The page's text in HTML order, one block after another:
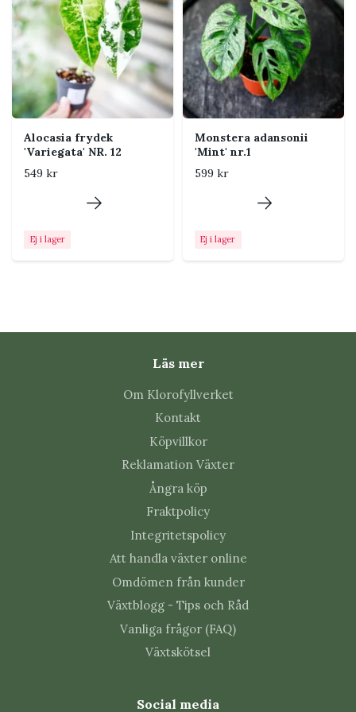
Placering i hemmet
Placera nära ett ljust fönster men skydda bladen från
stark middagssol. Klättrande exemplar kan med tiden
behöva stöd.
Tips från Klorofyllverket
Kontrollera jorden med ett finger innan du
vattnar. En luftig jord och en kruka med
stark sol eller torr luft.
Kontrollera nya blad och bladens undersidor
regelbundet så upptäcks skadedjur tidigt.
Vanliga frågor
Hur ljust ska Monstera adansonii
Ljust till halvskuggigt utan stark direkt sol. Flytta
plantan gradvis om ljusnivån ändras mycket.
Hur ofta ska Monstera adansonii
Alocasia frydek
'Variegata' NR. 12
549 kr
Ej i lager
Monstera adansonii
'Mint' nr.1
599 kr
Ej i lager
Läs mer
Om Klorofyllverket
Kontakt
Köpvillkor
Reklamation Växter
Ångra köp
Fraktpolicy
Integritetspolicy
Att handla växter online
Omdömen från kunder
Växtblogg - Tips och Råd
Vanliga frågor (FAQ)
Växtskötsel
Social media